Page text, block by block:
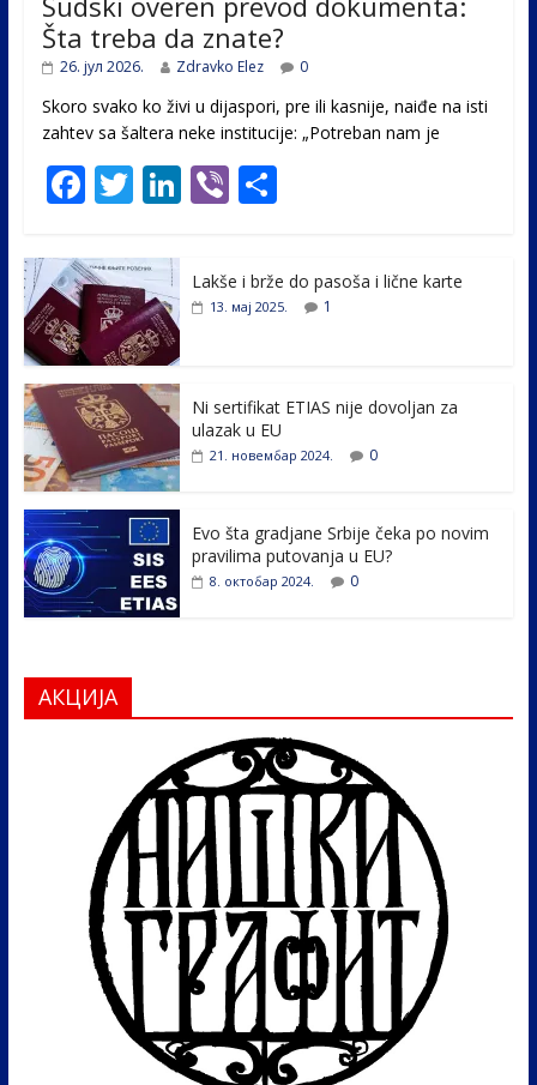
Šta treba da znate?
26. јул 2026. Zdravko Elez 0
Skoro svako ko živi u dijaspori, pre ili kasnije, naiđe na isti
zahtev sa šaltera neke institucije: „Potreban nam je
F
e
b
o
o
k
T
itt
er
Li
e
Vi
er
S
ar
e
Lakše i brže do pasoša i lične karte
13. мај 2025. 1
Ni sertifikat ETIAS nije dovoljan za
ulazak u EU
21. новембар 2024. 0
Evo šta gradjane Srbije čeka po novim
pravilima putovanja u EU?
8. октобар 2024. 0
АКЦИЈА